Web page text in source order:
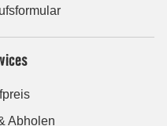
Abholen